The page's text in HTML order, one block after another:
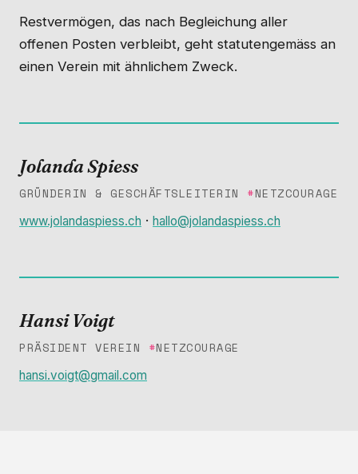
Restvermögen, das nach Begleichung aller
offenen Posten verbleibt, geht statutengemäss an
einen Verein mit ähnlichem Zweck.
Jolanda Spiess
GRÜNDERIN & GESCHÄFTSLEITERIN #NETZCOURAGE
www.jolandaspiess.ch · hallo@jolandaspiess.ch
Hansi Voigt
PRÄSIDENT VEREIN #NETZCOURAGE
hansi.voigt@gmail.com